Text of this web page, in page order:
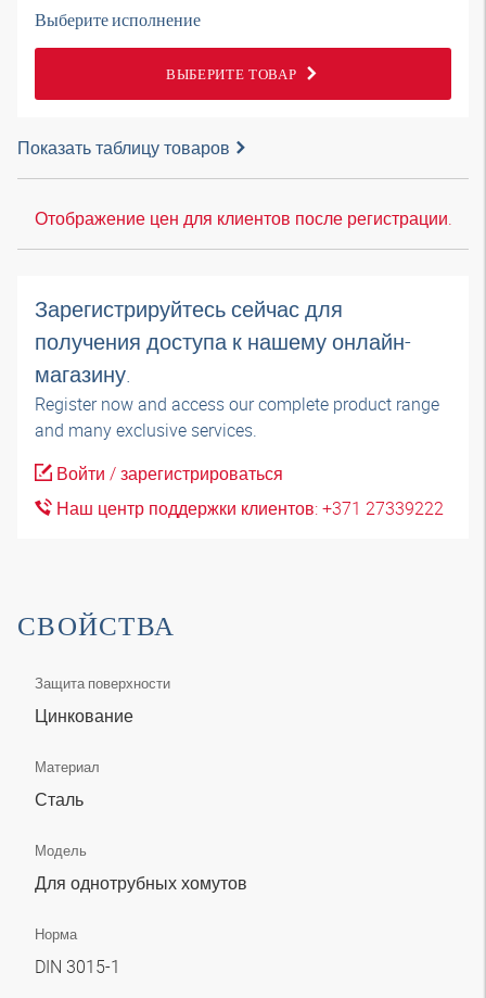
Выберите исполнение
ВЫБЕРИТЕ ТОВАР
Показать таблицу товаров
Отображение цен для клиентов после регистрации.
Зарегистрируйтесь сейчас для
получения доступа к нашему онлайн-
магазину.
Register now and access our complete product range
and many exclusive services.
Войти / зарегистрироваться
Наш центр поддержки клиентов: +371 27339222
СВОЙСТВА
Защита поверхности
Цинкование
Материал
Сталь
Модель
Для однотрубных хомутов
Норма
DIN 3015-1